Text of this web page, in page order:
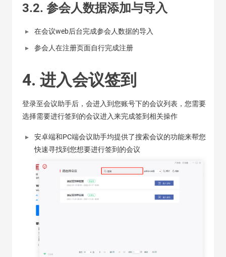
3.2. 参会人数据添加与导入
在会议web后台完成参会人数据的导入
参会人在注册页面自行完成注册
4. 进入会议签到
登录至会议助手后，会进入到您账号下的会议列表，您需要
选择需要进行签到的会议进入来完成签到相关操作
安卓端和PC端会议助手均提供了搜索会议的功能来帮您
快速寻找到您想要进行签到的会议